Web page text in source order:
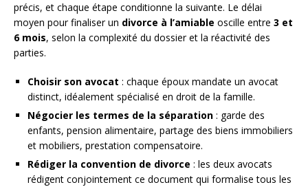
précis, et chaque étape conditionne la suivante. Le délai
moyen pour finaliser un divorce à l’amiable oscille entre 3 et
6 mois, selon la complexité du dossier et la réactivité des
parties.
Choisir son avocat : chaque époux mandate un avocat
distinct, idéalement spécialisé en droit de la famille.
Négocier les termes de la séparation : garde des
enfants, pension alimentaire, partage des biens immobiliers
et mobiliers, prestation compensatoire.
Rédiger la convention de divorce : les deux avocats
rédigent conjointement ce document qui formalise tous les